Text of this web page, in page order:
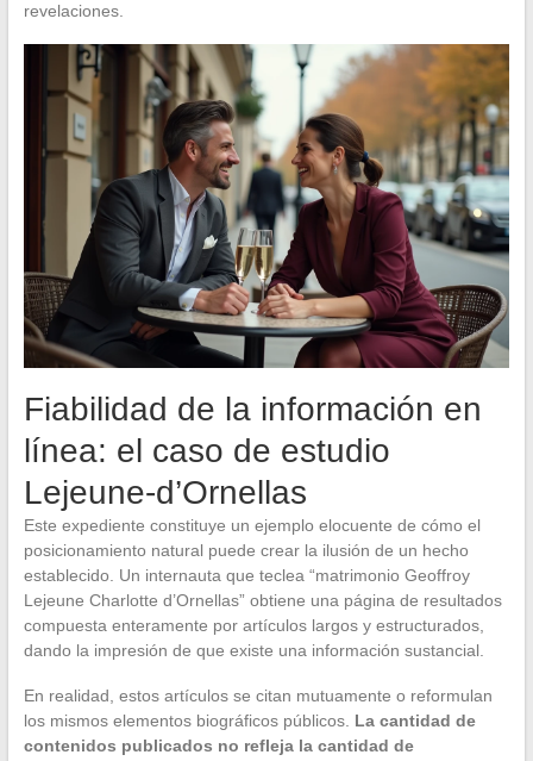
revelaciones.
Fiabilidad de la información en
línea: el caso de estudio
Lejeune-d’Ornellas
Este expediente constituye un ejemplo elocuente de cómo el
posicionamiento natural puede crear la ilusión de un hecho
establecido. Un internauta que teclea “matrimonio Geoffroy
Lejeune Charlotte d’Ornellas” obtiene una página de resultados
compuesta enteramente por artículos largos y estructurados,
dando la impresión de que existe una información sustancial.
En realidad, estos artículos se citan mutuamente o reformulan
los mismos elementos biográficos públicos. La cantidad de
contenidos publicados no refleja la cantidad de